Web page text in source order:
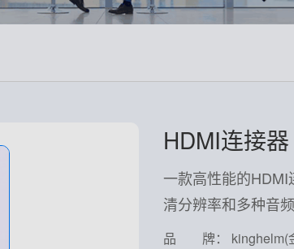
HDMI连接
一款高性能的
清分辨率和多种音
品 牌： kinghelm(